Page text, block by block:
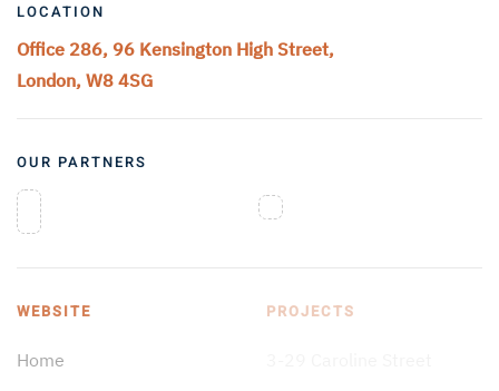
LOCATION
Office 286, 96 Kensington High Street,
London, W8 4SG
OUR PARTNERS
WEBSITE
Home
PROJECTS